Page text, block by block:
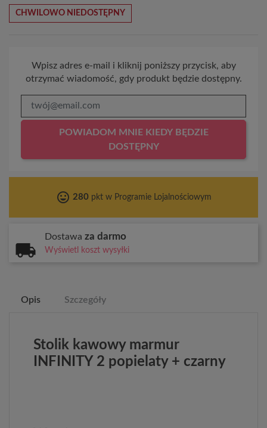
CHWILOWO NIEDOSTĘPNY
Wpisz adres e-mail i kliknij poniższy przycisk, aby
otrzymać wiadomość, gdy produkt będzie dostępny.
POWIADOM MNIE KIEDY BĘDZIE
DOSTĘPNY
tag_faces 280pkt w Programie Lojalnościowym
Dostawa za darmo
Wyświetl koszt wysyłki
Opis Szczegóły
Stolik kawowy marmur
INFINITY 2 popielaty + czarny